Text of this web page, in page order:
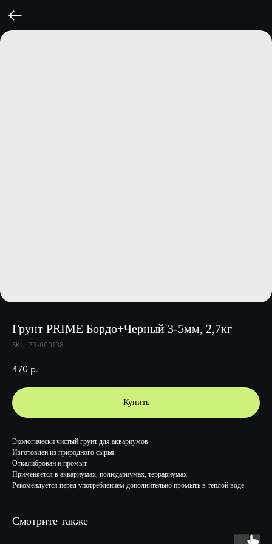
Грунт PRIME Бордо+Черный 3-5мм, 2,7кг
SKU: PR-000138
470 р.
Купить
Экологически чистый грунт для аквариумов.
Изготовлен из природного сырья.
Откалиброван и промыт.
Применяется в аквариумах, полюдариумах, террариумах.
Рекомендуется перед употреблением дополнительно промыть в теплой воде.
Смотрите также